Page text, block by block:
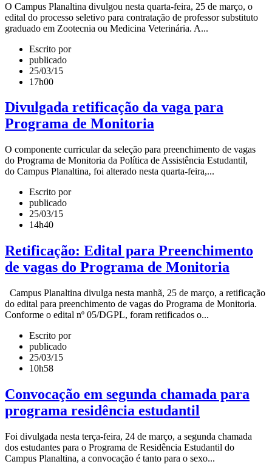
O Campus Planaltina divulgou nesta quarta-feira, 25 de março, o
edital do processo seletivo para contratação de professor substituto
graduado em Zootecnia ou Medicina Veterinária. A...
Escrito por
publicado
25/03/15
17h00
Divulgada retificação da vaga para
Programa de Monitoria
O componente curricular da seleção para preenchimento de vagas
do Programa de Monitoria da Política de Assistência Estudantil,
do Campus Planaltina, foi alterado nesta quarta-feira,...
Escrito por
publicado
25/03/15
14h40
Retificação: Edital para Preenchimento
de vagas do Programa de Monitoria
Campus Planaltina divulga nesta manhã, 25 de março, a retificação
do edital para preenchimento de vagas do Programa de Monitoria.
Conforme o edital nº 05/DGPL, foram retificados o...
Escrito por
publicado
25/03/15
10h58
Convocação em segunda chamada para
programa residência estudantil
Foi divulgada nesta terça-feira, 24 de março, a segunda chamada
dos estudantes para o Programa de Residência Estudantil do
Campus Planaltina, a convocação é tanto para o sexo...